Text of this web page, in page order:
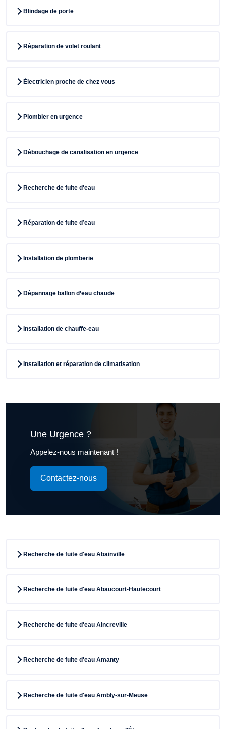
Blindage de porte
Réparation de volet roulant
Électricien proche de chez vous
Plombier en urgence
Débouchage de canalisation en urgence
Recherche de fuite d'eau
Réparation de fuite d’eau
Installation de plomberie
Dépannage ballon d’eau chaude
Installation de chauffe-eau
Installation et réparation de climatisation
Une Urgence ?
Appelez-nous maintenant !
Contactez-nous
Recherche de fuite d'eau Abainville
Recherche de fuite d'eau Abaucourt-Hautecourt
Recherche de fuite d'eau Aincreville
Recherche de fuite d'eau Amanty
Recherche de fuite d'eau Ambly-sur-Meuse